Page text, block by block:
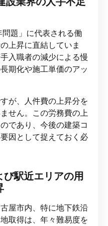
題」に代表される働
上昇に直結していま
入職者の減少による慢
期化や施工単価のアッ
が、人件費の上昇分を
せん。この労務費の上
であり、今後の建築コ
因として捉えておく必
駅近エリアの用
屋市内、特に地下鉄沿
取得は、年々難易度を